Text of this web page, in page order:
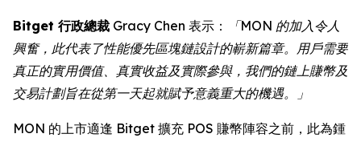
Bitget 行政總裁 Gracy Chen 表示：
「MON 的加入令人
興奮，此代表了性能優先區塊鏈設計的嶄新篇章。用戶需要
真正的實用價值、真實收益及實際參與，我們的鏈上賺幣及
交易計劃旨在從第一天起就賦予意義重大的機遇。」
MON 的上市適逢 Bitget 擴充 POS 賺幣陣容之前，此為鍾